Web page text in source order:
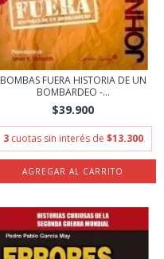
BOMBAS FUERA HISTORIA DE UN
BOMBARDEO -...
$39.900
3 cuotas sin interés de $13.300